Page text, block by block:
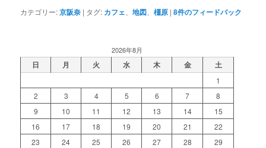
カテゴリー:京阪奈 | タグ: カフェ 、地図 、橿原 |8件のフィードバック
2026年8月
日 月 火 水 木 金 土
1
2
3 4 5 6 7
8
9
10 11 12 13 14
15
16
17 18 19 20 21
22
23
24 25 26 27 28
29